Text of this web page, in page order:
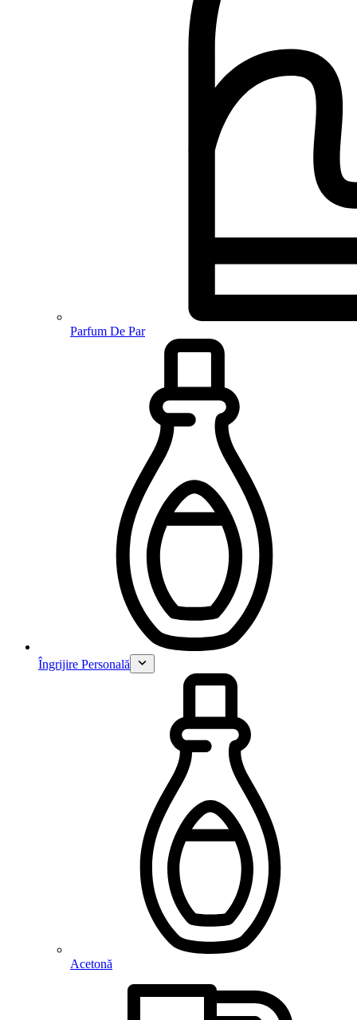
Parfum De Par
Îngrijire Personală
Acetonă